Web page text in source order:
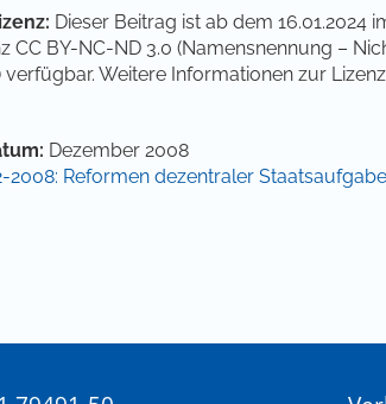
Dieser Beitrag ist ab dem 16.01.2024
CC BY-NC-ND 3.0 (Namensnennung –
verfügbar. Weitere Informationen zur
Dezember 2008
2008: Reformen dezentraler